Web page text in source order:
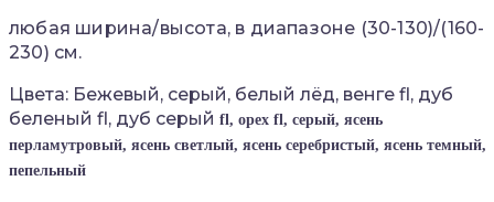
любая ширина/высота, в диапазоне (30-130)/(160-
230) см.
Цвета: Бежевый, серый, белый лёд, венге fl, дуб
беленый fl, дуб серый fl, орех fl, серый, ясень
перламутровый, ясень светлый, ясень серебристый, ясень темный,
пепельный